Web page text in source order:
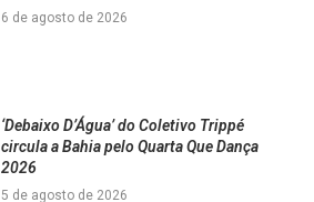
6 de agosto de 2026
‘Debaixo D’Água’ do Coletivo Trippé
circula a Bahia pelo Quarta Que Dança
2026
5 de agosto de 2026